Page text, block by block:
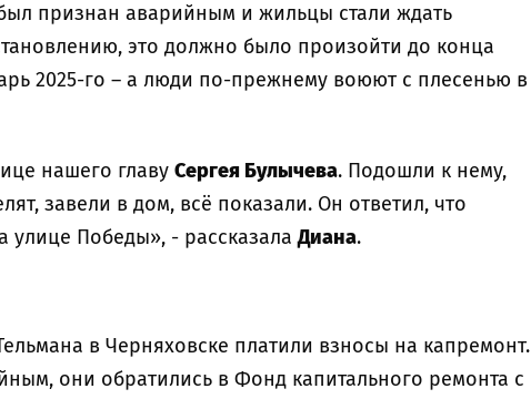
признан аварийным и жильцы стали ждать
это должно было произойти до конца
2025-го – а люди по-прежнему воюют с плесенью в
нашего главу Сергея Булычева. Подошли к нему,
завели в дом, всё показали. Он ответил, что
улице Победы», - рассказалаДиана.
в Черняховске платили взносы на капремонт.
они обратились в Фонд капитального ремонта с